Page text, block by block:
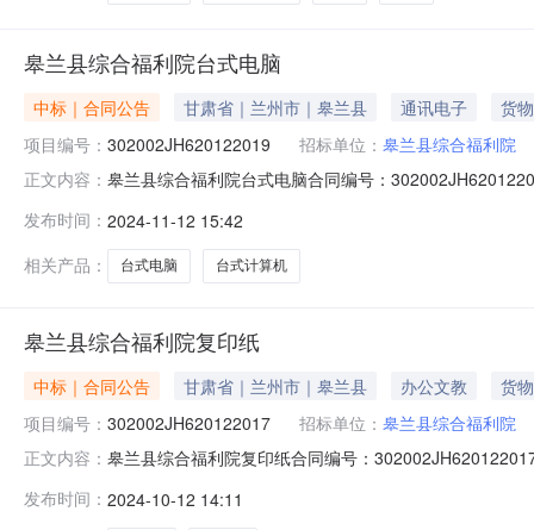
皋兰县综合福利院台式电脑
中标｜合同公告 甘肃省｜兰州市｜皋兰县 通讯电子
货物
项目编号： 302002JH620122019 招标单位： 皋兰县综合福利院
正文内容： 皋兰县综合福利院台式电脑合同编号：
扩展信息是否为ppp：是否联合体：牵头单位：组成单位
发布时间： 2024-11-12 15:42
相关产品：
台式电脑 台式计算机
皋兰县综合福利院复印纸
中标｜合同公告 甘肃省｜兰州市｜皋兰县 办公文教
货物
项目编号： 302002JH620122017 招标单位： 皋兰县综合福利院
正文内容： 皋兰县综合福利院复印纸合同编号：
ppp：是否联合体：牵头单位：组成单位：点击下载合同
发布时间： 2024-10-12 14:11